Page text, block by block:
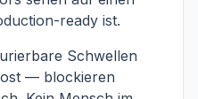
ready ist.
Schwellen
— blockieren